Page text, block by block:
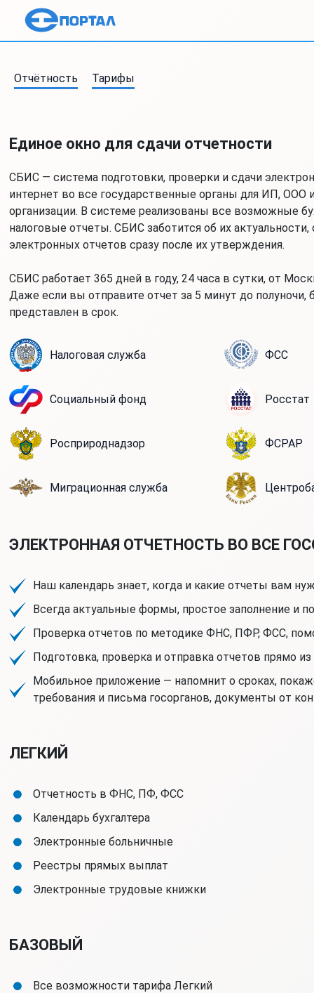
Отчётность Тарифы
Единое окно для сдачи отчетности
СБИС — система подготовки, проверки и сдачи
интернет во все государственные органы для ИП, ООО
организации. В системе реализованы все возможные
налоговые отчеты. СБИС заботится об их
электронных отчетов сразу после их утверждения.
СБИС работает 365 дней в году, 24 часа в сутки, от
Даже если вы отправите отчет за 5 минут до полуночи,
представлен в срок.
Налоговая служба
Социальный фонд
Росприроднадзор
Миграционная служба
ФСС
Росстат
ФСРАР
ЭЛЕКТРОННАЯ ОТЧЕТНОСТЬ ВО ВСЕ
Наш календарь знает, когда и какие отчеты вам
Всегда актуальные формы, простое заполнение и
Проверка отчетов по методике ФНС, ПФР, ФСС,
Подготовка, проверка и отправка отчетов прямо из
Мобильное приложение — напомнит о сроках,
требования и письма госорганов, документы от
ЛЕГКИЙ
Отчетность в ФНС, ПФ, ФСС
Календарь бухгалтера
Электронные больничные
Реестры прямых выплат
Электронные трудовые книжки
БАЗОВЫЙ
Все возможности тарифа Легкий